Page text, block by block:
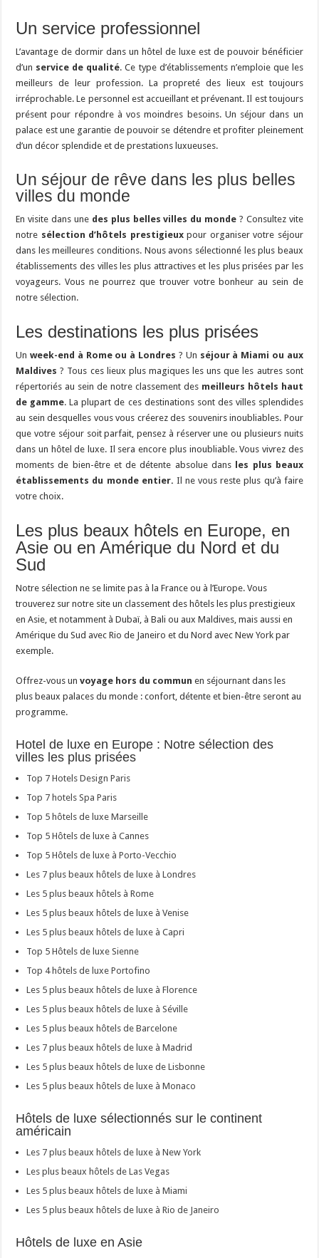
Un service professionnel
L’avantage de dormir dans un hôtel de luxe est de pouvoir bénéficier
d’un service de qualité. Ce type d’établissements n’emploie que les
meilleurs de leur profession. La propreté des lieux est toujours
irréprochable. Le personnel est accueillant et prévenant. Il est toujours
présent pour répondre à vos moindres besoins. Un séjour dans un
palace est une garantie de pouvoir se détendre et profiter pleinement
d’un décor splendide et de prestations luxueuses.
Un séjour de rêve dans les plus belles
villes du monde
En visite dans une des plus belles villes du monde ? Consultez vite
notre sélection d’hôtels prestigieuxpour organiser votre séjour
dans les meilleures conditions. Nous avons sélectionné les plus beaux
établissements des villes les plus attractives et les plus prisées par les
voyageurs. Vous ne pourrez que trouver votre bonheur au sein de
notre sélection.
Les destinations les plus prisées
Unweek-end à Rome ou à Londres ? Un séjour à Miami ou aux
Maldives ? Tous ces lieux plus magiques les uns que les autres sont
répertoriés au sein de notre classement des meilleurs hôtels haut
de gamme. La plupart de ces destinations sont des villes splendides
au sein desquelles vous vous créerez des souvenirs inoubliables. Pour
que votre séjour soit parfait, pensez à réserver une ou plusieurs nuits
dans un hôtel de luxe. Il sera encore plus inoubliable. Vous vivrez des
moments de bien-être et de détente absolue dans
les plus beaux
établissements du monde entier. Il ne vous reste plus qu’à faire
votre choix.
Les plus beaux hôtels en Europe, en
Asie ou en Amérique du Nord et du
Sud
Notre sélection ne se limite pas à la France ou à l’Europe. Vous
trouverez sur notre site un classement des hôtels les plus prestigieux
en Asie, et notamment à Dubaï, à Bali ou aux Maldives, mais aussi en
Amérique du Sud avec Rio de Janeiro et du Nord avec New York par
exemple.
Offrez-vous unvoyage hors du commun en séjournant dans les
plus beaux palaces du monde : confort, détente et bien-être seront au
programme.
Hotel de luxe en Europe : Notre sélection des
villes les plus prisées
Top 7 Hotels Design Paris
Top 7 hotels Spa Paris
Top 5 hôtels de luxe Marseille
Top 5 Hôtels de luxe à Cannes
Top 5 Hôtels de luxe à Porto-Vecchio
Les 7 plus beaux hôtels de luxe à Londres
Les 5 plus beaux hôtels à Rome
Les 5 plus beaux hôtels de luxe à Venise
Les 5 plus beaux hôtels de luxe à Capri
Top 5 Hôtels de luxe Sienne
Top 4 hôtels de luxe Portofino
Les 5 plus beaux hôtels de luxe à Florence
Les 5 plus beaux hôtels de luxe à Séville
Les 5 plus beaux hôtels de Barcelone
Les 7 plus beaux hôtels de luxe à Madrid
Les 5 plus beaux hôtels de luxe de Lisbonne
Les 5 plus beaux hôtels de luxe à Monaco
Hôtels de luxe sélectionnés sur le continent
américain
Les 7 plus beaux hôtels de luxe à New York
Les plus beaux hôtels de Las Vegas
Les 5 plus beaux hôtels de luxe à Miami
Les 5 plus beaux hôtels de luxe à Rio de Janeiro
Hôtels de luxe en Asie